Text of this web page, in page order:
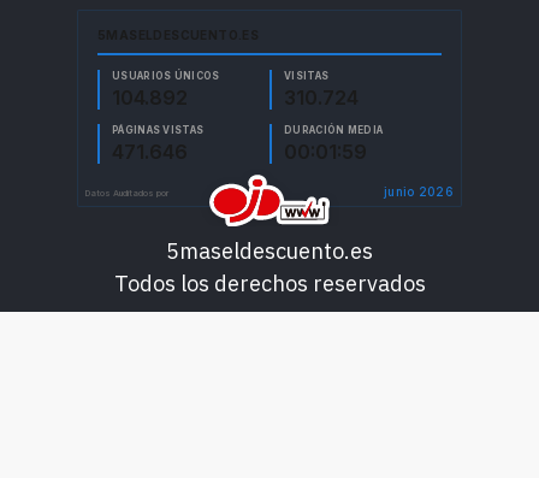
5maseldescuento.es
Todos los derechos reservados